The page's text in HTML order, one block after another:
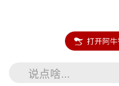
说点啥...